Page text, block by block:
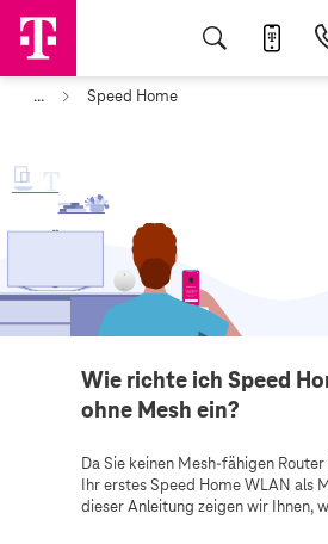
... Speed Home
Wie richte ich Speed
ohne Mesh ein?
Da Sie keinen Mesh-fähigen
Ihr erstes Speed Home WLAN als
dieser Anleitung zeigen wir Ihnen,